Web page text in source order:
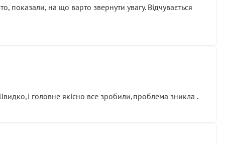
на що варто звернути увагу. Відчувається
головне якісно все зробили,проблема зникла .